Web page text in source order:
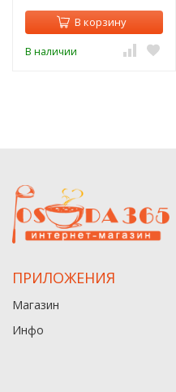
В корзину
В наличии
ПРИЛОЖЕНИЯ
Магазин
Инфо